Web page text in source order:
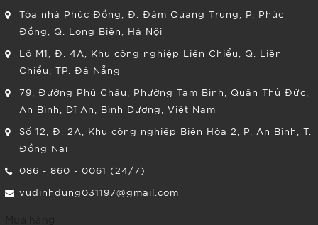
Tòa nhà Phúc Đồng, Đ. Đàm Quang Trung, P. Phúc
Đồng, Q. Long Biên, Hà Nội
Lô M1, Đ. 4A, Khu công nghiệp Liên Chiểu, Q. Liên
Chiểu, TP. Đà Nẵng
79, Đường Phú Châu, Phường Tam Bình, Quận Thủ Đức,
An Bình, Dĩ An, Bình Dương, Việt Nam
Số 12, Đ. 2A, Khu công nghiệp Biên Hòa 2, P. An Bình, T.
Đồng Nai
086 - 860 - 0061 (24/7)
vudinhdung031197@gmail.com